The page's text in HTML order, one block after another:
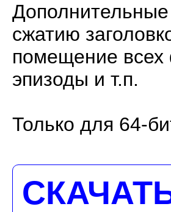
сжатию
помещение всех
эпизоды и т.п.
Только для 64-